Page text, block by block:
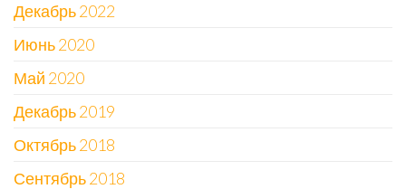
Декабрь 2022
Июнь 2020
Май 2020
Декабрь 2019
Октябрь 2018
Сентябрь 2018